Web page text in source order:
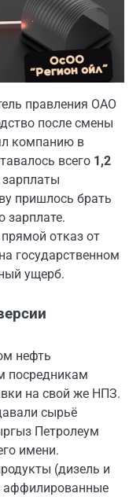
правления ОАО
после смены
компанию в
всего 1,2
пришлось брать
зарплате.
отказ от
государственном
ущерб.
нефть
посредникам
на свой же НПЗ.
сырьё
Петролеум
имени.
(дизель и
аффилированные